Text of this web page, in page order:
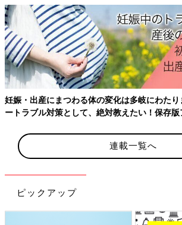
出典：Instagramアカウント「k.yy__」
sさんはしまむらでキャラクターのTシャツ
いかがでしたか？
種類が豊富なしまむらのキッズTシャツ。子
りを見つけることができたら、夏のお着替え
(文・田中いづみ)
妊娠・出産にまつわる体の変化は多岐にわた
ートラブル対策として、絶対教えたい！保存
連載一覧へ
ピックアップ